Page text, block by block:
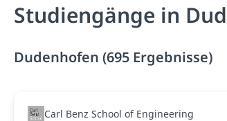
Studiengänge in
Dudenhofen (695 Ergebnisse)
Carl Benz School of Engineering